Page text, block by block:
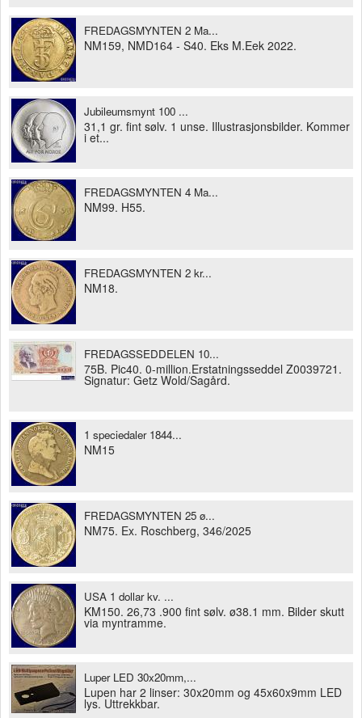
FREDAGSMYNTEN 2 Ma...
NM159, NMD164 - S40. Eks M.Eek 2022.
Jubileumsmynt 100 ...
31,1 gr. fint sølv. 1 unse. Illustrasjonsbilder. Kommer
i et...
FREDAGSMYNTEN 4 Ma...
NM99. H55.
FREDAGSMYNTEN 2 kr...
NM18.
FREDAGSSEDDELEN 10...
75B. Pic40. 0-million.Erstatningsseddel Z0039721.
Signatur: Getz Wold/Sagård.
1 speciedaler 1844...
NM15
FREDAGSMYNTEN 25 ø...
NM75. Ex. Roschberg, 346/2025
USA 1 dollar kv. ...
KM150. 26,73 .900 fint sølv. ø38.1 mm. Bilder skutt
via myntramme.
Luper LED 30x20mm,...
Lupen har 2 linser: 30x20mm og 45x60x9mm LED
lys. Uttrekkbar.